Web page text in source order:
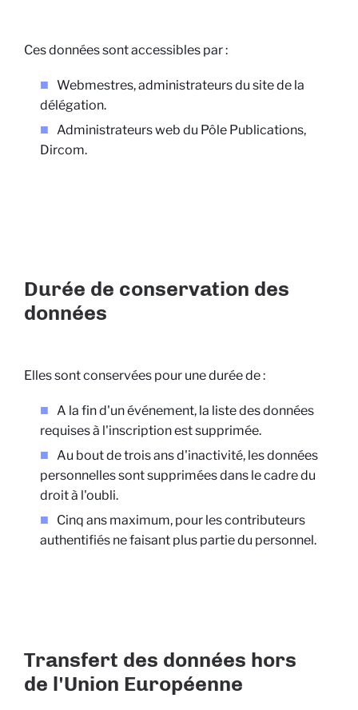
Ces données sont accessibles par :
Webmestres, administrateurs du site de la
délégation.
Administrateurs web du Pôle Publications,
Dircom.
Durée de conservation des
données
Elles sont conservées pour une durée de :
A la fin d'un événement, la liste des données
requises à l'inscription est supprimée.
Au bout de trois ans d'inactivité, les données
personnelles sont supprimées dans le cadre du
droit à l'oubli.
Cinq ans maximum, pour les contributeurs
authentifiés ne faisant plus partie du personnel.
Transfert des données hors
de l'Union Européenne